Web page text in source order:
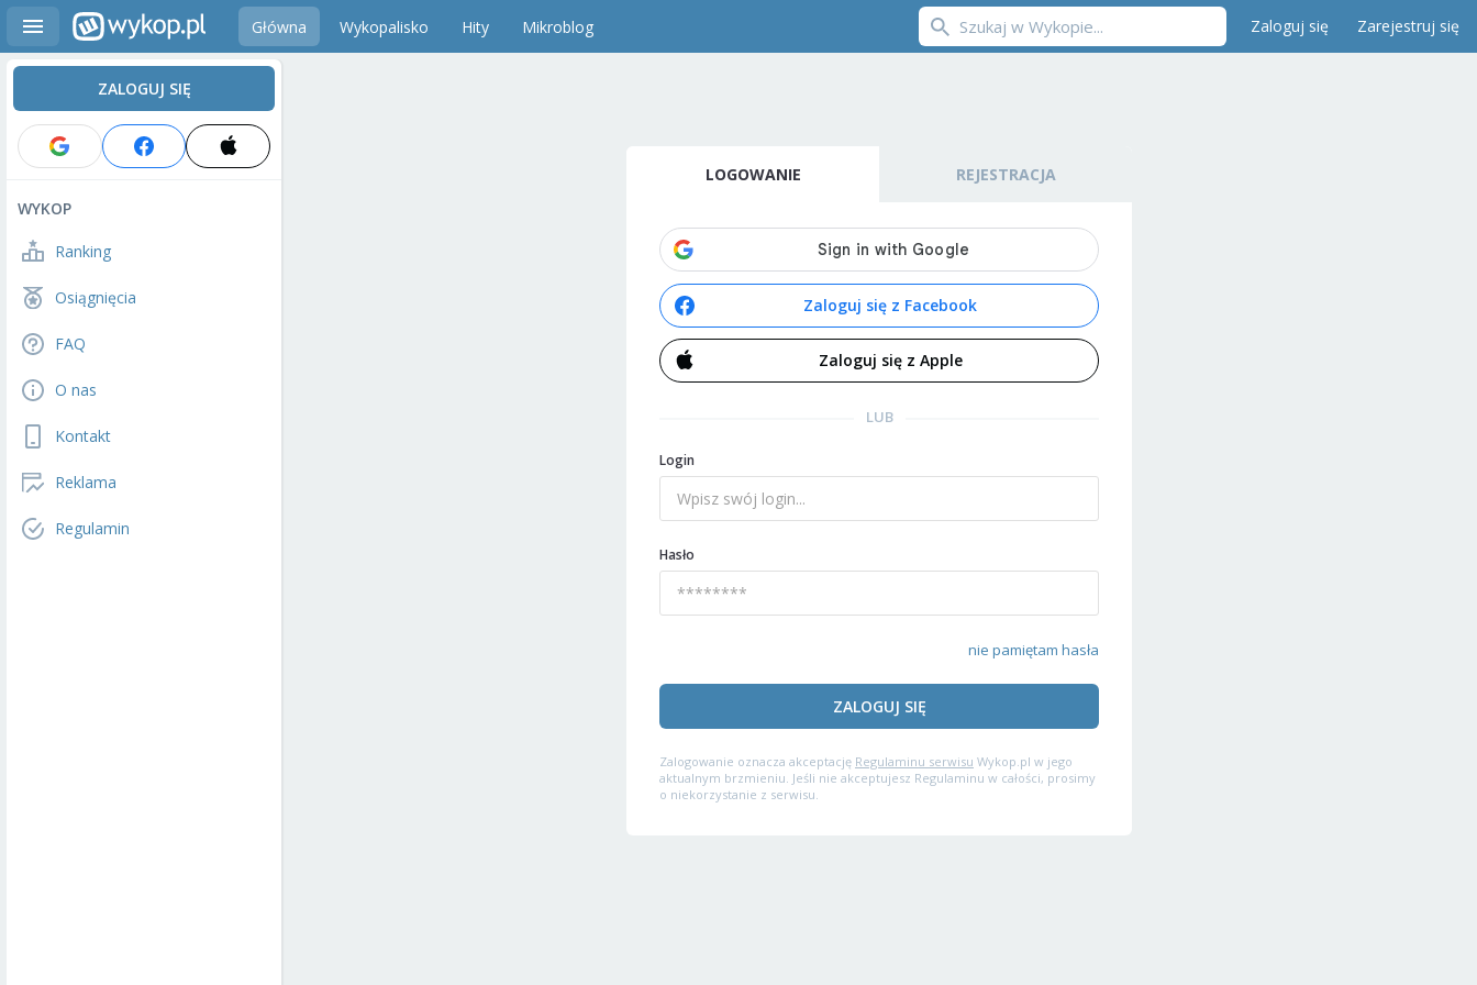
Główna Wykopalisko Hity Mikroblog Zaloguj się Zarejestruj się
ZALOGUJ SIĘ
WYKOP
Ranking
Osiągnięcia
FAQ
O nas
Kontakt
Reklama
Regulamin
LOGOWANIE REJESTRACJA
Zaloguj się z Facebook
Zaloguj się z Apple
LUB
Login
Hasło
nie pamiętam hasła
ZALOGUJ SIĘ
Zalogowanie oznacza akceptację Regulaminu serwisu Wykop.pl w jego
aktualnym brzmieniu. Jeśli nie akceptujesz Regulaminu w całości, prosimy
o niekorzystanie z serwisu.